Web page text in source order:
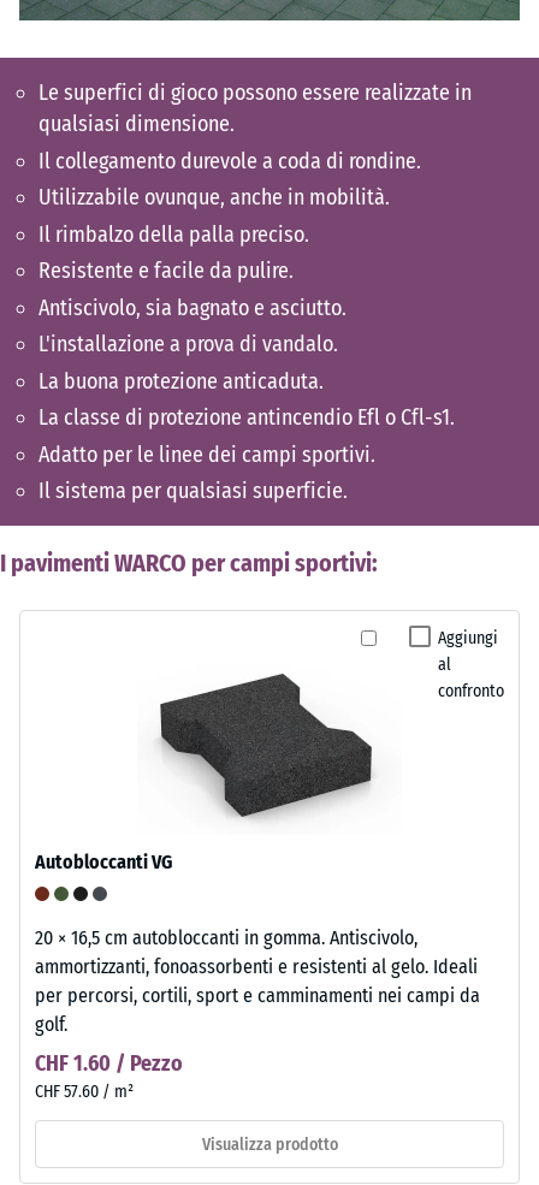
Le superfici di gioco possono essere realizzate in
qualsiasi dimensione.
Il collegamento durevole a coda di rondine.
Utilizzabile ovunque, anche in mobilità.
Il rimbalzo della palla preciso.
Resistente e facile da pulire.
Antiscivolo, sia bagnato e asciutto.
L'installazione a prova di vandalo.
La buona protezione anticaduta.
La classe di protezione antincendio Efl o Cfl-s1.
Adatto per le linee dei campi sportivi.
Il sistema per qualsiasi superficie.
I pavimenti WARCO per campi sportivi:
Aggiungi
al
confronto
Autobloccanti VG
20 × 16,5 cm autobloccanti in gomma. Antiscivolo,
ammortizzanti, fonoassorbenti e resistenti al gelo. Ideali
per percorsi, cortili, sport e camminamenti nei campi da
golf.
CHF 1.60 / Pezzo
CHF 57.60 / m²
Visualizza prodotto